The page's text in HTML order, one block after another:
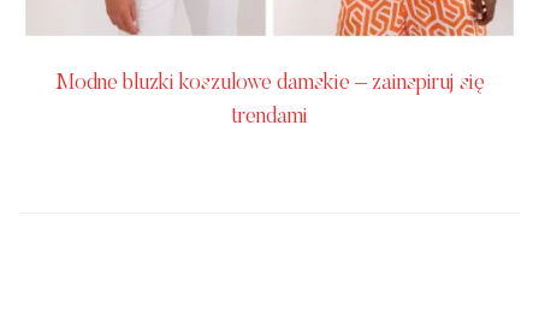
Modne bluzki koszulowe damskie – zainspiruj się
trendami